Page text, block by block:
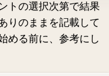
トの選択次第で結果
りのままを記載して
める前に、参考にし